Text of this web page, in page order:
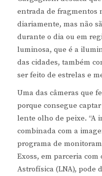
entrada de fragmentos
diariamente, mas não
durante o dia ou em
luminosa, que é a
das cidades, também
ser feito de estrelas e
Uma das câmeras que
porque consegue
lente olho de peixe. “A
combinada com a
programa de
Exoss, em parceria
Astrofísica (LNA), pode